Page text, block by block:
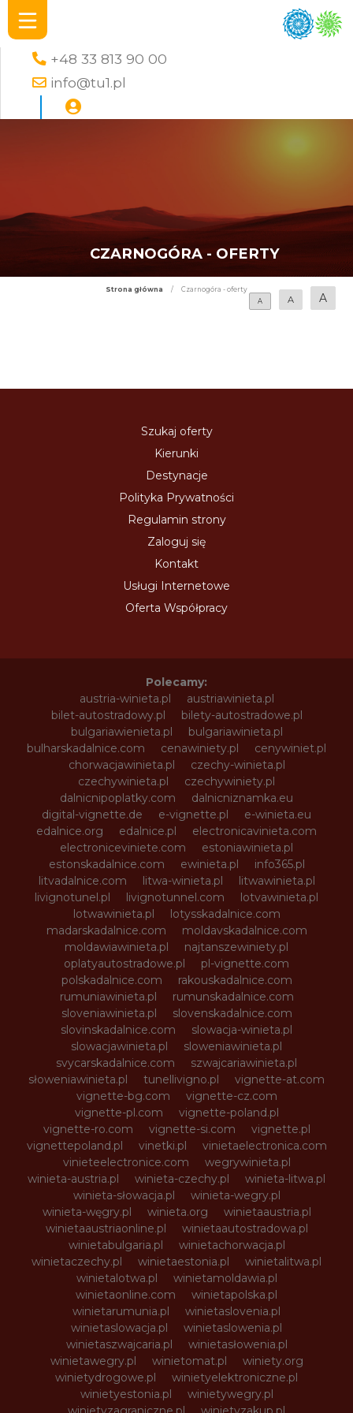
+48 33 813 90 00
info@tu1.pl
CZARNOGÓRA - OFERTY
Strona główna /
Czarnogóra - oferty
A
A A
Szukaj oferty
Kierunki
Destynacje
Polityka Prywatności
Regulamin strony
Zaloguj się
Kontakt
Usługi Internetowe
Oferta Współpracy
Polecamy:
austria-winieta.pl
austriawinieta.pl
bilet-autostradowy.pl
bilety-autostradowe.pl
bulgariawienieta.pl
bulgariawinieta.pl
bulharskadalnice.com
cenawiniety.pl
cenywiniet.pl
chorwacjawinieta.pl
czechy-winieta.pl
czechywinieta.pl
czechywiniety.pl
dalnicnipoplatky.com
dalnicniznamka.eu
digital-vignette.de
e-vignette.pl
e-winieta.eu
edalnice.org
edalnice.pl
electronicavinieta.com
electroniceviniete.com
estoniawinieta.pl
estonskadalnice.com
ewinieta.pl
info365.pl
litvadalnice.com
litwa-winieta.pl
litwawinieta.pl
livignotunel.pl
livignotunnel.com
lotvawinieta.pl
lotwawinieta.pl
lotysskadalnice.com
madarskadalnice.com
moldavskadalnice.com
moldawiawinieta.pl
najtanszewiniety.pl
oplatyautostradowe.pl
pl-vignette.com
polskadalnice.com
rakouskadalnice.com
rumuniawinieta.pl
rumunskadalnice.com
sloveniawinieta.pl
slovenskadalnice.com
slovinskadalnice.com
slowacja-winieta.pl
slowacjawinieta.pl
sloweniawinieta.pl
svycarskadalnice.com
szwajcariawinieta.pl
słoweniawinieta.pl
tunellivigno.pl
vignette-at.com
vignette-bg.com
vignette-cz.com
vignette-pl.com
vignette-poland.pl
vignette-ro.com
vignette-si.com
vignette.pl
vignettepoland.pl
vinetki.pl
vinietaelectronica.com
vinieteelectronice.com
wegrywinieta.pl
winieta-austria.pl
winieta-czechy.pl
winieta-litwa.pl
winieta-słowacja.pl
winieta-wegry.pl
winieta-węgry.pl
winieta.org
winietaaustria.pl
winietaaustriaonline.pl
winietaautostradowa.pl
winietabulgaria.pl
winietachorwacja.pl
winietaczechy.pl
winietaestonia.pl
winietalitwa.pl
winietalotwa.pl
winietamoldawia.pl
winietaonline.com
winietapolska.pl
winietarumunia.pl
winietaslovenia.pl
winietaslowacja.pl
winietaslowenia.pl
winietaszwajcaria.pl
winietasłowenia.pl
winietawegry.pl
winietomat.pl
winiety.org
winietydrogowe.pl
winietyelektroniczne.pl
winietyestonia.pl
winietywegry.pl